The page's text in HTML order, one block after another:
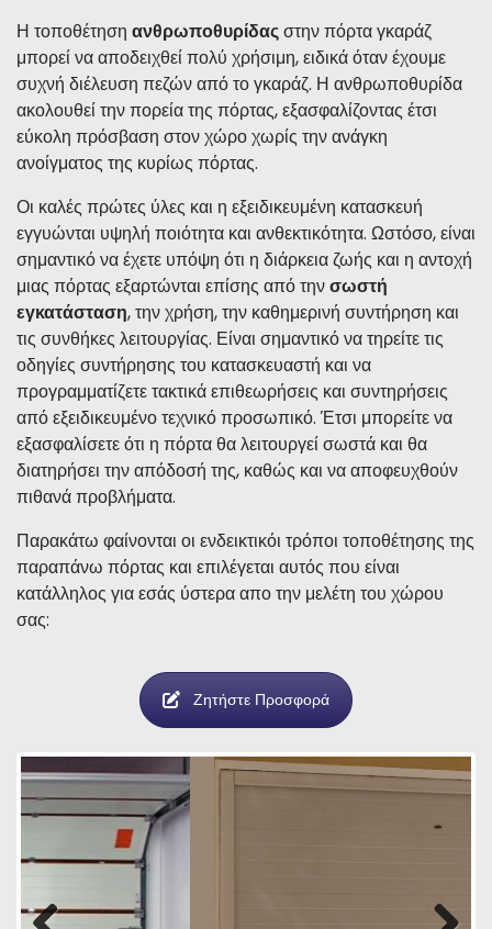
Η τοποθέτησηανθρωποθυρίδαςστην πόρτα γκαράζ
μπορεί να αποδειχθεί πολύ χρήσιμη, ειδικά όταν έχουμε
συχνή διέλευση πεζών από το γκαράζ. Η ανθρωποθυρίδα
ακολουθεί την πορεία της πόρτας, εξασφαλίζοντας έτσι
εύκολη πρόσβαση στον χώρο χωρίς την ανάγκη
Οι καλές πρώτες ύλες και η εξειδικευμένη κατασκευή
εγγυώνται υψηλή ποιότητα και ανθεκτικότητα. Ωστόσο, είναι
σημαντικό να έχετε υπόψη ότι η διάρκεια ζωής και η αντοχή
μιας πόρτας εξαρτώνται επίσης από τηνσωστή
εγκατάσταση, την χρήση, την καθημερινή συντήρηση και
τις συνθήκες λειτουργίας. Είναι σημαντικό να τηρείτε τις
οδηγίες συντήρησης του κατασκευαστή και να
προγραμματίζετε τακτικά επιθεωρήσεις και συντηρήσεις
από εξειδικευμένο τεχνικό προσωπικό. Έτσι μπορείτε να
εξασφαλίσετε ότι η πόρτα θα λειτουργεί σωστά και θα
διατηρήσει την απόδοσή της, καθώς και να αποφευχθούν
Παρακάτω φαίνονται οι ενδεικτικόι τρόποι τοποθέτησης της
παραπάνω πόρτας και επιλέγεται αυτός που είναι
κατάλληλος για εσάς ύστερα απο την μελέτη του χώρου
Ζητήστε Προσφορά